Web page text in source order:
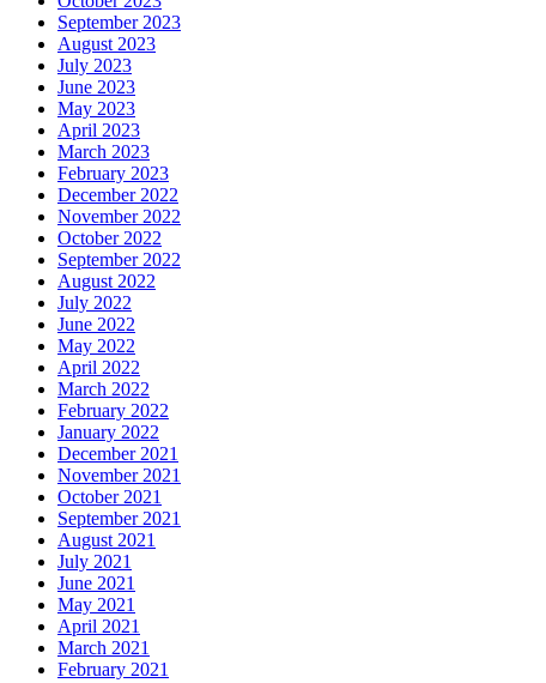
September 2023
August 2023
July 2023
June 2023
May 2023
April 2023
March 2023
February 2023
December 2022
November 2022
October 2022
September 2022
August 2022
July 2022
June 2022
May 2022
April 2022
March 2022
February 2022
January 2022
December 2021
November 2021
October 2021
September 2021
August 2021
July 2021
June 2021
May 2021
April 2021
March 2021
February 2021